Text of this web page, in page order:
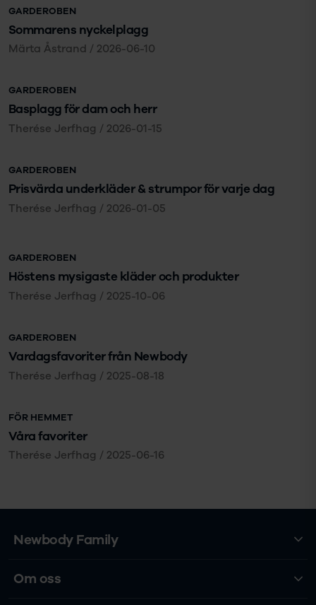
GARDEROBEN
Sommarens nyckelplagg
Märta Åstrand / 2026-06-10
GARDEROBEN
Basplagg för dam och herr
Therése Jerfhag / 2026-01-15
GARDEROBEN
Prisvärda underkläder & strumpor för varje dag
Therése Jerfhag / 2026-01-05
GARDEROBEN
Höstens mysigaste kläder och produkter
Therése Jerfhag / 2025-10-06
GARDEROBEN
Vardagsfavoriter från Newbody
Therése Jerfhag / 2025-08-18
FÖR HEMMET
Våra favoriter
Therése Jerfhag / 2025-06-16
Newbody Family
Om oss